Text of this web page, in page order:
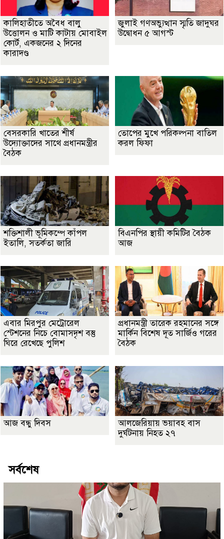
কালিহাতীতে অবৈধ বালু
উত্তোলন ও মাটি কাটায় মোবাইল
কোর্ট, একজনের ২ দিনের
কারাদণ্ড
জুলাই গণঅভ্যুত্থান স্মৃতি জাদুঘর
উদ্বোধন ৫ আগস্ট
বেসরকারি খাতের শীর্ষ
উদ্যোক্তাদের সাথে প্রধানমন্ত্রীর
বৈঠক
তোপের মুখে পরিকল্পনা বাতিল
করল ফিফা
শক্তিশালী ভূমিকম্পে কাঁপল
ইতালি, সতর্কতা জারি
বিএনপির স্থায়ী কমিটির বৈঠক
আজ
এবার মিরপুর মেট্রোরেল
স্টেশনের নিচে বোমাসদৃশ বস্তু
ঘিরে রেখেছে পুলিশ
প্রধানমন্ত্রী তারেক রহমানের সঙ্গে
মার্কিন বিশেষ দূত সার্জিও গরের
বৈঠক
আজ বন্ধু দিবস
আলজেরিয়ায় ভয়াবহ বাস
দুর্ঘটনায় নিহত ২৭
সর্বশেষ